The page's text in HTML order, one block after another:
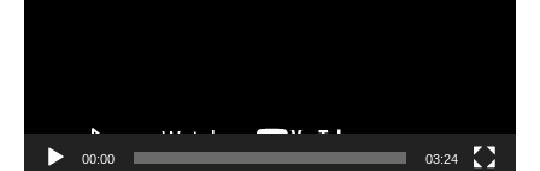
00:00 03:24